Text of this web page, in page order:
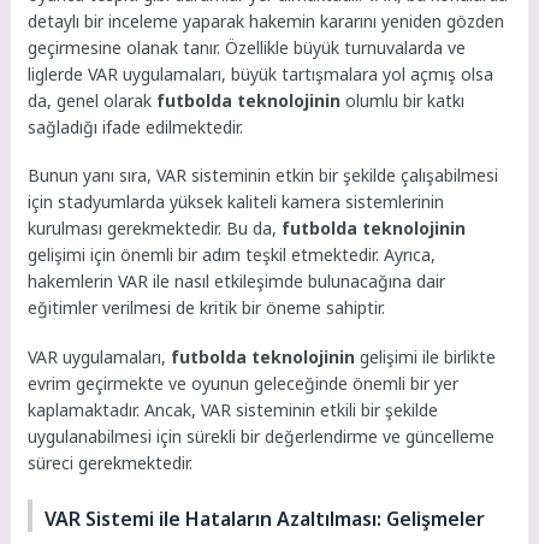
detaylı bir inceleme yaparak hakemin kararını yeniden gözden
geçirmesine olanak tanır. Özellikle büyük turnuvalarda ve
liglerde VAR uygulamaları, büyük tartışmalara yol açmış olsa
da, genel olarak futbolda teknolojinin olumlu bir katkı
sağladığı ifade edilmektedir.
Bunun yanı sıra, VAR sisteminin etkin bir şekilde çalışabilmesi
için stadyumlarda yüksek kaliteli kamera sistemlerinin
kurulması gerekmektedir. Bu da, futbolda teknolojinin
gelişimi için önemli bir adım teşkil etmektedir. Ayrıca,
hakemlerin VAR ile nasıl etkileşimde bulunacağına dair
eğitimler verilmesi de kritik bir öneme sahiptir.
VAR uygulamaları, futbolda teknolojinin gelişimi ile birlikte
evrim geçirmekte ve oyunun geleceğinde önemli bir yer
kaplamaktadır. Ancak, VAR sisteminin etkili bir şekilde
uygulanabilmesi için sürekli bir değerlendirme ve güncelleme
süreci gerekmektedir.
VAR Sistemi ile Hataların Azaltılması: Gelişmeler